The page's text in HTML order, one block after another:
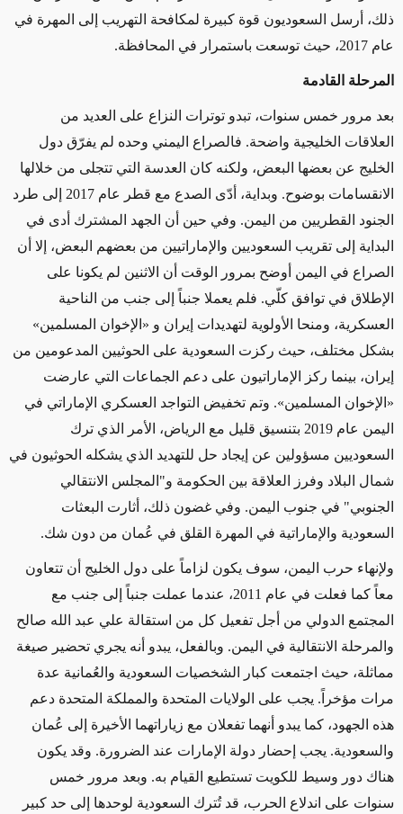
ذلك، أرسل السعوديون قوة كبيرة لمكافحة التهريب إلى المهرة في
عام 2017، حيث توسعت باستمرار في المحافظة.
المرحلة القادمة
بعد مرور خمس سنوات، تبدو توترات النزاع على العديد من
العلاقات الخليجية واضحة. فالصراع اليمني وحده لم يفرّق دول
الخليج عن بعضها البعض، ولكنه كان العدسة التي تتجلى من خلالها
الانقسامات بوضوح. وبداية، أدّى الصدع مع قطر عام 2017 إلى طرد
الجنود القطريين من اليمن. وفي حين أن الجهد المشترك أدى في
البداية إلى تقريب السعوديين والإماراتيين من بعضهم البعض، إلا أن
الصراع في اليمن أوضح بمرور الوقت أن الاثنين لم يكونا على
الإطلاق في توافق كلّي. فلم يعملا جنباً إلى جنب من الناحية
العسكرية، ومنحا الأولوية لتهديدات إيران و «الإخوان المسلمين»
بشكل مختلف، حيث ركزت السعودية على الحوثيين المدعومين من
إيران، بينما ركز الإماراتيون على دعم الجماعات التي عارضت
«الإخوان المسلمين». وتم تخفيض التواجد العسكري الإماراتي في
اليمن عام 2019 بتنسيق قليل مع الرياض، الأمر الذي ترك
السعوديين مسؤولين عن إيجاد حل للتهديد الذي يشكله الحوثيون في
شمال البلاد وفرز العلاقة بين الحكومة و"المجلس الانتقالي
الجنوبي" في جنوب اليمن. وفي غضون ذلك، أثارت البعثات
السعودية والإماراتية في المهرة القلق في عُمان من دون شك.
ولإنهاء حرب اليمن، سوف يكون لزاماً على دول الخليج أن تتعاون
معاً كما فعلت في عام 2011، عندما عملت جنباً إلى جنب مع
المجتمع الدولي من أجل تفعيل كل من استقالة علي عبد الله صالح
والمرحلة الانتقالية في اليمن. وبالفعل، يبدو أنه يجري تحضير صيغة
مماثلة، حيث اجتمعت كبار الشخصيات السعودية والعُمانية عدة
مرات مؤخراً. يجب على الولايات المتحدة والمملكة المتحدة دعم
هذه الجهود، كما يبدو أنهما تفعلان مع زياراتهما الأخيرة إلى عُمان
والسعودية. يجب إحضار دولة الإمارات عند الضرورة. وقد يكون
هناك دور وسيط للكويت تستطيع القيام به. وبعد مرور خمس
سنوات على اندلاع الحرب، قد تُترك السعودية لوحدها إلى حد كبير